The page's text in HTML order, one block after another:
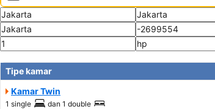
Tipe kamar
Kamar Twin
1 single dan 1 double